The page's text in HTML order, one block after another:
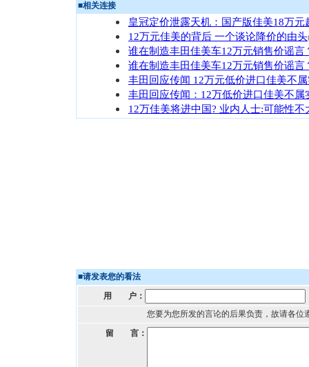
■相关连接
皇冠定价泄露天机：国产版佳美18万元
12万元佳美的背后 一个谈论降价的由头
谁在制造丰田佳美车12万元销售价谣言
谁在制造丰田佳美车12万元销售价谣言
丰田回应传闻 12万元低价进口佳美不
丰田回应传闻：12万低价进口佳美不属
12万佳美将进中国? 业内人士:可能性不
■请发表您的看法
用 户：
您要为您所发的言论的后果负责，故请各位
留 言：